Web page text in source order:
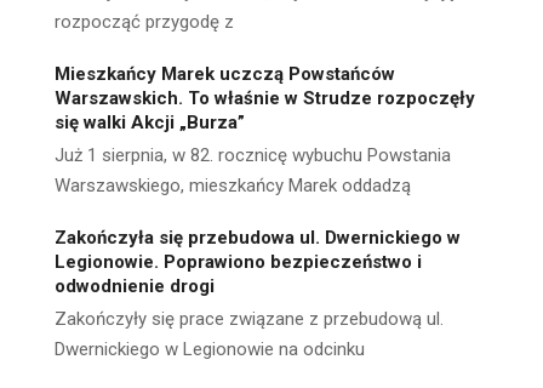
rozpocząć przygodę z
Mieszkańcy Marek uczczą Powstańców
Warszawskich. To właśnie w Strudze rozpoczęły
się walki Akcji „Burza”
Już 1 sierpnia, w 82. rocznicę wybuchu Powstania
Warszawskiego, mieszkańcy Marek oddadzą
Zakończyła się przebudowa ul. Dwernickiego w
Legionowie. Poprawiono bezpieczeństwo i
odwodnienie drogi
Zakończyły się prace związane z przebudową ul.
Dwernickiego w Legionowie na odcinku